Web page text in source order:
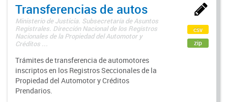
Transferencias de autos
Ministerio de Justicia. Subsecretaría de Asuntos
Registrales. Dirección Nacional de los Registros
Nacionales de la Propiedad del Automotor y
Créditos ...
Trámites de transferencia de automotores
inscriptos en los Registros Seccionales de la
Propiedad del Automotor y Créditos
Prendarios.
csv
zip